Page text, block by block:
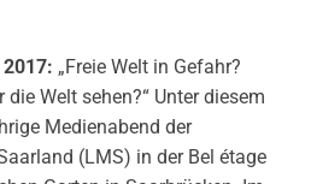
„Freie Welt in Gefahr?
Welt sehen?“ Unter diesem
Medienabend der
(LMS) in der Bel étage